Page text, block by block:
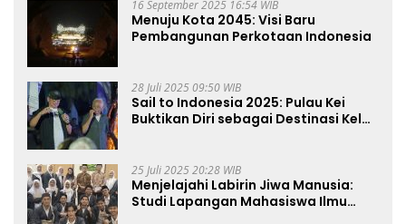
16 September 2025 16:54 WIB
Menuju Kota 2045: Visi Baru
Pembangunan Perkotaan Indonesia
28 Juli 2025 09:50 WIB
Sail to Indonesia 2025: Pulau Kei
Buktikan Diri sebagai Destinasi Kelas
25 Juli 2025 20:28 WIB
Menjelajahi Labirin Jiwa Manusia:
Studi Lapangan Mahasiswa Ilmu